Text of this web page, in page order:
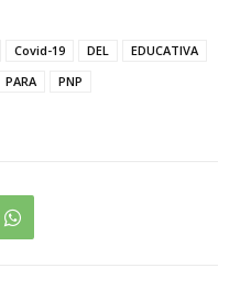
Covid-19 DEL
EDUCATIVA
PARA
PNP